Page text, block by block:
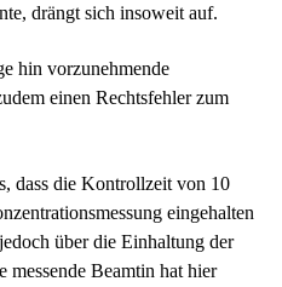
drängt sich insoweit auf.
hin vorzunehmende
einen Rechtsfehler zum
dass die Kontrollzeit von 10
eingehalten
über die Einhaltung der
Beamtin hat hier